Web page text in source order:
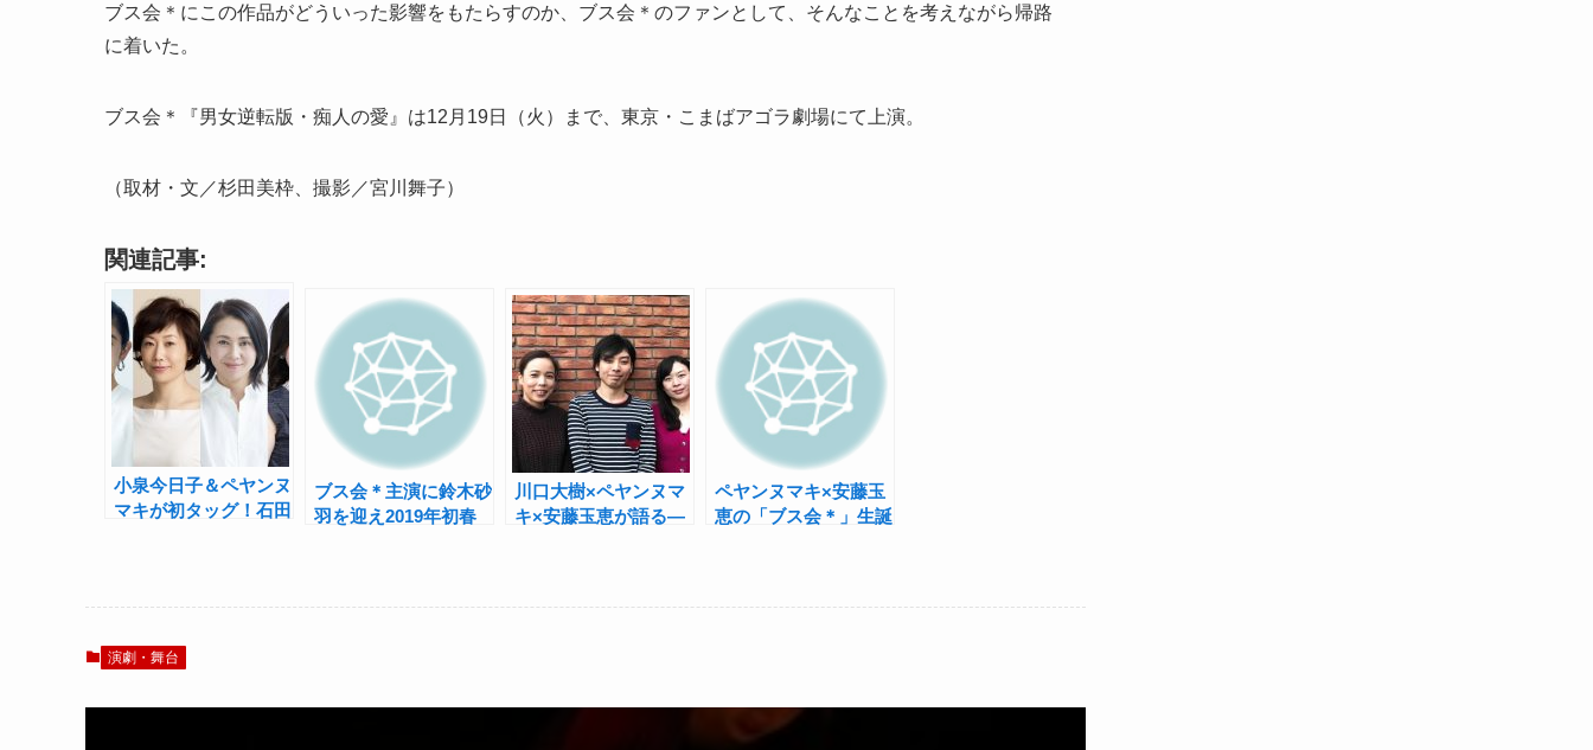
ブス会＊にこの作品がどういった影響をもたらすのか、ブス会＊のファンとして、そんなことを考えながら帰路
に着いた。
ブス会＊『男女逆転版・痴人の愛』は12月19日（火）まで、東京・こまばアゴラ劇場にて上演。
（取材・文／杉田美枠、撮影／宮川舞子）
関連記事:
小泉今日子＆ペヤンヌ
マキが初タッグ！石田
ブス会＊主演に鈴木砂
羽を迎え2019年初春
川口大樹×ペヤンヌマ
キ×安藤玉恵が語る―
ペヤンヌマキ×安藤玉
恵の「ブス会＊」生誕
演劇・舞台